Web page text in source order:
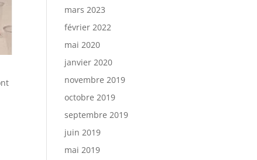
mars 2023
février 2022
mai 2020
janvier 2020
novembre 2019
octobre 2019
septembre 2019
juin 2019
mai 2019